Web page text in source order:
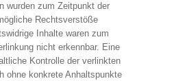
wurden zum Zeitpunkt der
Rechtsverstöße
Inhalte waren zum
nicht erkennbar. Eine
Kontrolle der verlinkten
ohne konkrete Anhaltspunkte